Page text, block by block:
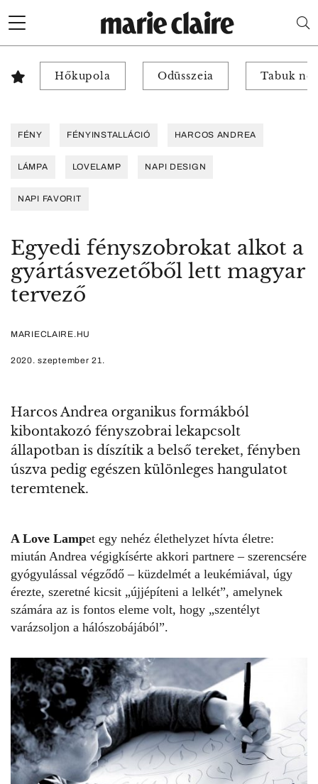
Hőkupola Odüsszeia Tabuk
FÉNY FÉNYINSTALLÁCIÓ HARCOS ANDREA
LÁMPA LOVELAMP NAPI DESIGN
NAPI FAVORIT
Egyedi fényszobrokat alkot a
gyártásvezetőből lett magyar
tervező
MARIECLAIRE.HU
2020. szeptember 21.
Harcos Andrea organikus formákból
kibontakozó fényszobrai lekapcsolt
állapotban is díszítik a belső tereket, fényben
úszva pedig egészen különleges hangulatot
teremtenek.
A Love Lampet egy nehéz élethelyzet hívta életre:
miután Andrea végigkísérte akkori partnere – szerencsére
gyógyulással végződő – küzdelmét a leukémiával, úgy
érezte, szeretné kicsit „újjépíteni a lelkét”, amelynek
számára az is fontos eleme volt, hogy „szentélyt
varázsoljon a hálószobájából”.